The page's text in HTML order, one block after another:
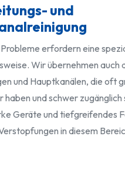
und
erfordern eine
Wir übernehmen auch
und Hauptkanälen, die oft
haben und schwer zugänglich
Geräte und tiefgreifendes
in diesem